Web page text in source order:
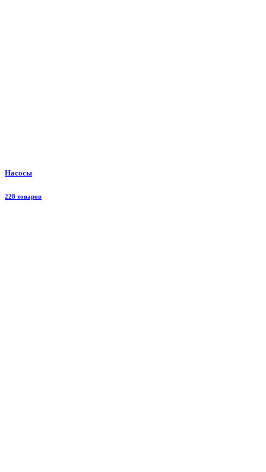
Насосы
228 товаров